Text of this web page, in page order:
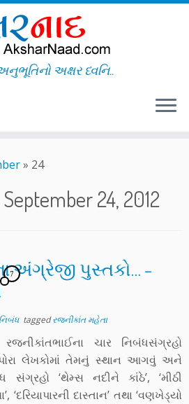
અક્ષર ધ્વનિ..
» 24
September 24, 2012
અંગ્રેજી પુસ્તકો… –
7
taggedરજનીકાંત મહેતા
ચાર નિબંધસંગ્રહો
લેખકોમાં તેમનું સ્થાન આગવું અને
સંગ્રહો ‘થેમ્સ નદીને કાંઠે’, ‘મીઠી
દાસ્તાન’ તથા ‘વણખેડ્યો